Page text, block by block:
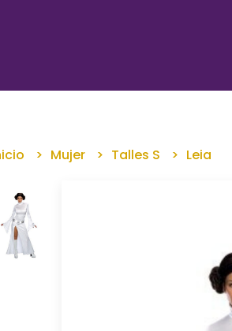
Mujer Talles S Leia